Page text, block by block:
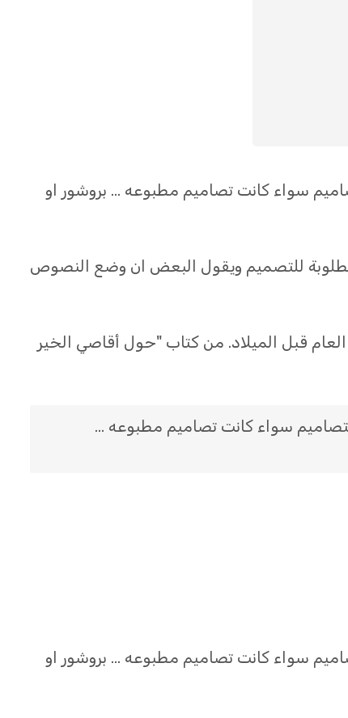
سواء كانت تصاميم مطبوعه … بروشور او
للتصميم ويقول البعض ان وضع النصوص
العام قبل الميلاد. من كتاب "حول أقاصي الخير
سواء كانت تصاميم مطبوعه …
سواء كانت تصاميم مطبوعه … بروشور او